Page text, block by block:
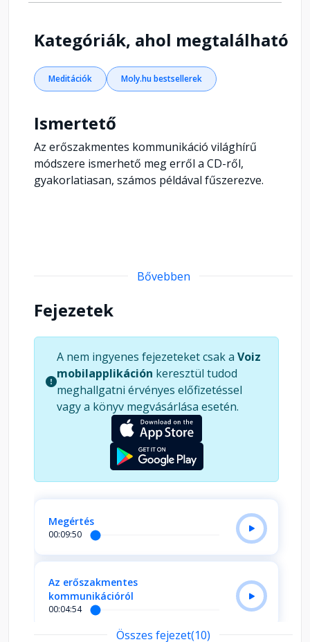
Kategóriák, ahol megtalálható
Meditációk Moly.hu bestsellerek
Ismertető
Az erőszakmentes kommunikáció világhírű
módszere ismerhető meg erről a CD-ről,
gyakorlatiasan, számos példával fűszerezve.
Bővebben
Fejezetek
A nem ingyenes fejezeteket csak a Voiz
mobilapplikáción keresztül tudod
meghallgatni érvényes előfizetéssel
vagy a könyv megvásárlása esetén.
Megértés
00:09:50
Az erőszakmentes
kommunikációról
00:04:54
Összes fejezet(10)